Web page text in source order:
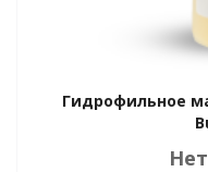
Гидрофильное